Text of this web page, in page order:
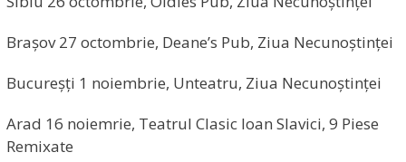
Brașov 27 octombrie, Deane’s Pub, Ziua Necunoștinței
Bucureșți 1 noiembrie, Unteatru, Ziua Necunoștinței
Arad 16 noiemrie, Teatrul Clasic Ioan Slavici, 9 Piese
Remixate